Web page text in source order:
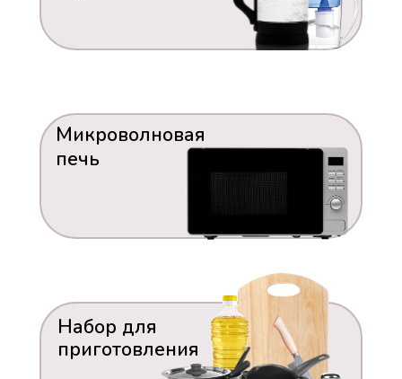
Микроволновая
печь
Набор для
приготовления